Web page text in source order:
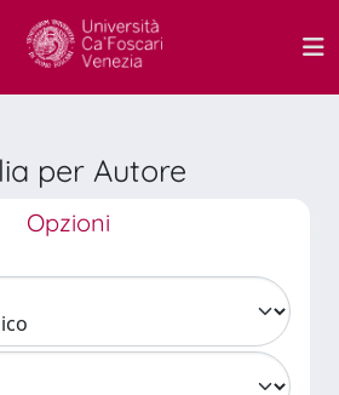
per Autore
Opzioni